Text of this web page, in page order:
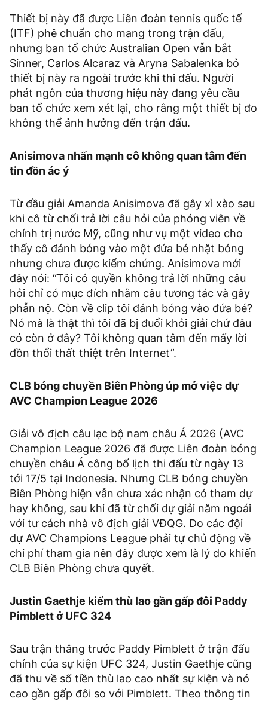
Thiết bị này đã được Liên đoàn tennis quốc tế
(ITF) phê chuẩn cho mang trong trận đấu,
nhưng ban tổ chức Australian Open vẫn bắt
Sinner, Carlos Alcaraz và Aryna Sabalenka bỏ
thiết bị này ra ngoài trước khi thi đấu. Người
phát ngôn của thương hiệu này đang yêu cầu
ban tổ chức xem xét lại, cho rằng một thiết bị đo
không thể ảnh hưởng đến trận đấu.
Anisimova nhấn mạnh cô không quan tâm đến
tin đồn ác ý
Từ đầu giải Amanda Anisimova đã gây xì xào sau
khi cô từ chối trả lời câu hỏi của phóng viên về
chính trị nước Mỹ, cũng như vụ một video cho
thấy cô đánh bóng vào một đứa bé nhặt bóng
nhưng chưa được kiểm chứng. Anisimova mới
đây nói: “Tôi có quyền không trả lời những câu
hỏi chỉ có mục đích nhằm câu tương tác và gây
phẫn nộ. Còn về clip tôi đánh bóng vào đứa bé?
Nó mà là thật thì tôi đã bị đuổi khỏi giải chứ đâu
có còn ở đây? Tôi không quan tâm đến mấy lời
đồn thổi thất thiệt trên Internet”.
CLB bóng chuyền Biên Phòng úp mở việc dự
AVC Champion League 2026
Giải vô địch câu lạc bộ nam châu Á 2026 (AVC
Champion League 2026 đã được Liên đoàn bóng
chuyền châu Á công bố lịch thi đấu từ ngày 13
tới 17/5 tại Indonesia. Nhưng CLB bóng chuyền
Biên Phòng hiện vẫn chưa xác nhận có tham dự
hay không, sau khi đã từ chối dự giải năm ngoái
với tư cách nhà vô địch giải VĐQG. Do các đội
dự AVC Champions League phải tự chủ động về
chi phí tham gia nên đây được xem là lý do khiến
CLB Biên Phòng chưa quyết.
Justin Gaethje kiếm thù lao gần gấp đôi Paddy
Pimblett ở UFC 324
Sau trận thắng trước Paddy Pimblett ở trận đấu
chính của sự kiện UFC 324, Justin Gaethje cũng
đã thu về số tiền thù lao cao nhất sự kiện và nó
cao gần gấp đôi so với Pimblett. Theo thông tin